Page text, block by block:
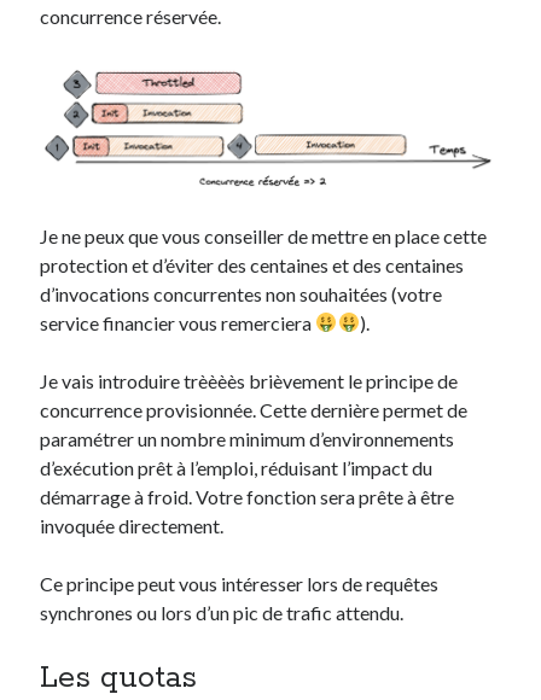
concurrence réservée.
Je ne peux que vous conseiller de mettre en place cette
protection et d’éviter des centaines et des centaines
d’invocations concurrentes non souhaitées (votre
service financier vous remerciera
).
Je vais introduire trèèèès brièvement le principe de
concurrence provisionnée. Cette dernière permet de
paramétrer un nombre minimum d’environnements
d’exécution prêt à l’emploi, réduisant l’impact du
démarrage à froid. Votre fonction sera prête à être
invoquée directement.
Ce principe peut vous intéresser lors de requêtes
synchrones ou lors d’un pic de trafic attendu.
Les quotas